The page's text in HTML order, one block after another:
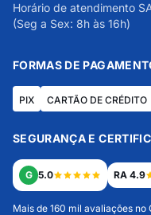
Horário de atendimento
(Seg a Sex: 8h às 16h)
FORMAS DE
PIX CARTÃO DE CRÉDITO
SEGURANÇA E
G 5.0 RA 4.9
Mais de 160 mil avaliações no